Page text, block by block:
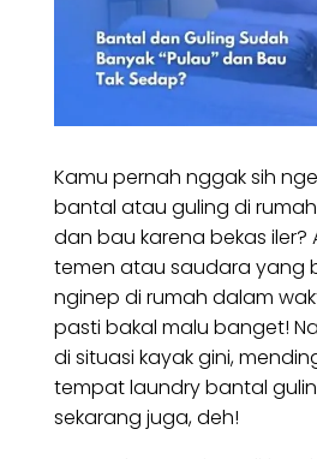
Kamu pernah nggak sih
bantal atau guling di
dan bau karena bekas
temen atau saudara yang
nginep di rumah dalam
pasti bakal malu banget!
di situasi kayak gini,
tempat laundry bantal
sekarang juga, deh!